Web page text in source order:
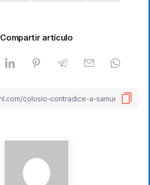
Compartir artículo